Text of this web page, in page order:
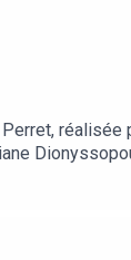
réalisée
à